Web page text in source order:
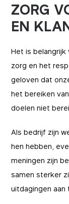
ZORG
EN
Het is
zorg en het
geloven dat
het bereiken
doelen niet
Als bedrijf zijn
hen hebben,
meningen zijn
samen sterker
uitdagingen aan